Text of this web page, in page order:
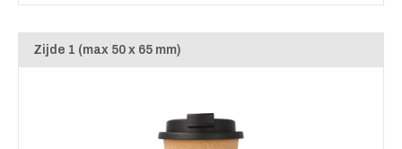
Zijde 1 (max 50 x 65 mm)